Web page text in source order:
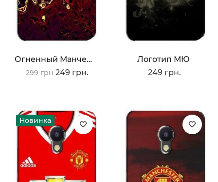
Огненный Манчестер
299 грн 249 грн.
Логотип МЮ
249 грн.
Новинка